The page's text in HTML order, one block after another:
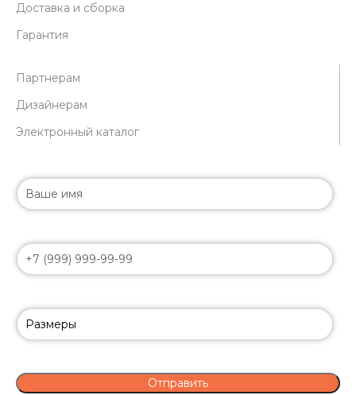
Доставка и сборка
Гарантия
Партнерам
Дизайнерам
Электронный каталог